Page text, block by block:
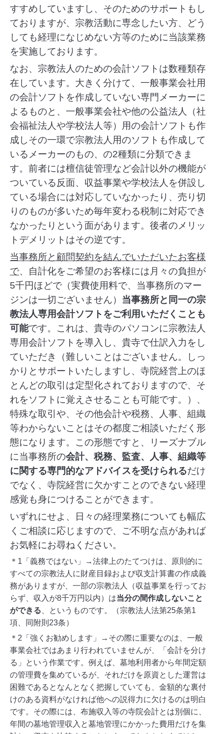
すすめしていますし、そのためのサポートもし
ておりますが、宗教活動に専念したい方、どう
しても経理になじめない方等のために当該業務
を実施しております。
なお、宗教法人のための会計ソフトは数種類存
在しています。大きく分けて、一般事業会社用
の会計ソフトを作成していない専門メーカーに
よるものと、一般事業会社や他の公益法人（社
会福祉法人や学校法人等）用の会計ソフトも作
成しその一環で宗教法人用のソフトも作成して
いるメーカーのもの、の2種類に分類できま
す。前者には檀信徒管理など会計以外の機能が
ついている反面、収益事業や学校法人を併設し
ている場合には対応していなかったり、売り切
りのものが多いため毎年変わる税制に対応でき
なかったりという面があります。後者のメリッ
トデメリットはその逆です。
当事務所と顧問契約を結んでいただいたお客様
で、自計化をご希望のお客様には月々の負担が
5千円ほどで（実費使用料で、当事務所のマー
ジンは一切ございません） 当事務所と同一の宗
教法人専用会計ソフトをご利用いただくことも
可能です。これは、貴寺のパソコンに宗教法人
専用会計ソフトを導入し、貴寺で仕訳入力をし
ていただき（難しいことはございません。しっ
かりとサポートいたしますし、寺院経営上のほ
とんどの取引は定型化されておりますので、そ
れをソフトに覚えさせることも可能です。）、
特殊な取引や、その他会計や税務、人事、組織
等わからないことはその都度ご相談いただく形
態になります。この形態ですと、リーズナブル
に当事務所の会計、税務、監査、人事、組織等
に関する専門的なアドバイスを受けられるだけ
でなく、寺院経営に欠かすことのできない経理
感覚も身につけることができます。
いずれにせよ、日々の経理業務についても幅広
くご相談に応じますので、ご不明な点があれば
お気軽にお尋ねください。
＊1「義務ではない」→法律上のたてつけは、原則的に
すべての宗教法人に財産目録および収支計算書の作成義
務がありますが、一部の宗教法人（収益事業を行ってお
らず、収入が8千万円以内）は当分の間作成しないこと
ができる 、というものです。（宗教法人法第25条第1
項、同附則23条）
＊2「強くお勧めします」→その際に重要なのは、一般
事業会社ではあまり行われていませんが、「会計を分け
る」という作業です。例えば、墓地利用者から年間定額
の管理費を集めているが、それだけを原資とした運営は
困難であるとなんとなく把握していても、金額的な裏付
けのある資料がなければ他への説得力に欠けるのは明白
です。その際には、布施収入等の寺院会計とは別個に、
年間の墓地管理収入と墓地管理にかかった費用だけを集